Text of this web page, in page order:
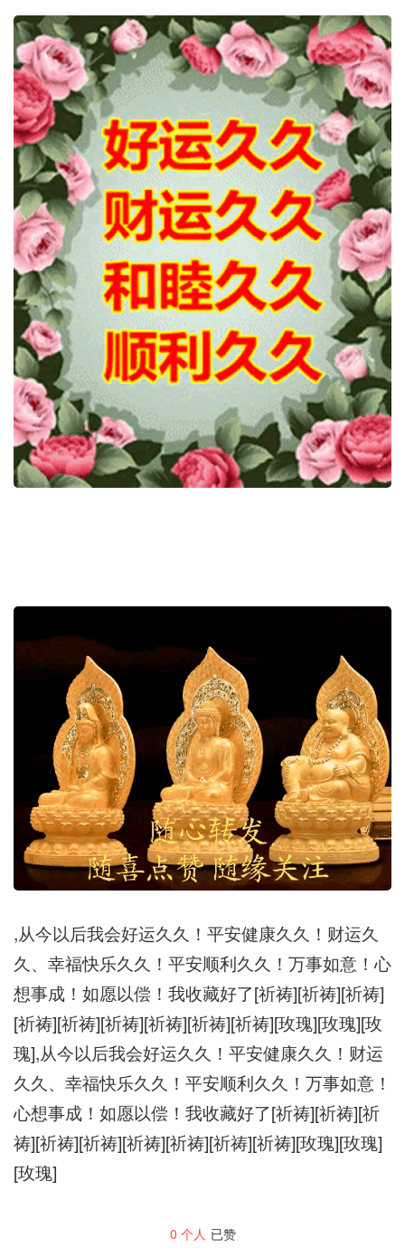
,从今以后我会好运久久！平安健康久久！财运久
久、幸福快乐久久！平安顺利久久！万事如意！心
想事成！如愿以偿！我收藏好了[祈祷][祈祷][祈祷]
[祈祷][祈祷][祈祷][祈祷][祈祷][祈祷][玫瑰][玫瑰][玫
瑰],从今以后我会好运久久！平安健康久久！财运
久久、幸福快乐久久！平安顺利久久！万事如意！
心想事成！如愿以偿！我收藏好了[祈祷][祈祷][祈
祷][祈祷][祈祷][祈祷][祈祷][祈祷][祈祷][玫瑰][玫瑰]
[玫瑰]
0 个人 已赞